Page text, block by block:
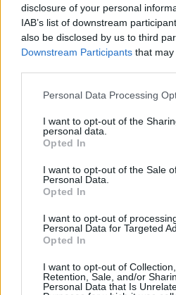
disclosure of your personal
IAB’s list of downstream
also be disclosed by us to third
Downstream Participants that
Please note that this website/app
not limited to your visit or usage
grant or deny consent to Google
use your data for below specified
consent section.
Personal Data Processing
I want to opt-out of the
personal data.
Opted In
I want to opt-out of the Sale
Personal Data.
Opted In
I want to opt-out of
Personal Data for Targeted
Opted In
I want to opt-out of Collection,
Retention, Sale, and/or
Personal Data that Is
Leeds Unitedvs
United
Felkészülési szezon 5. mérkőzés
2026-08-12 20:30
AC MilanvsManchester United
ELŐZŐ MÉRKŐZÉSEK
Támogatás